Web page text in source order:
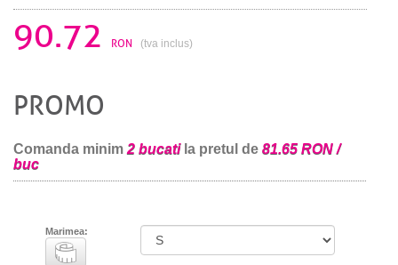
90.72 RON (tva inclus)
PROMO
Comanda minim 2 bucatila pretul de 81.65 RON /
buc
Marimea: